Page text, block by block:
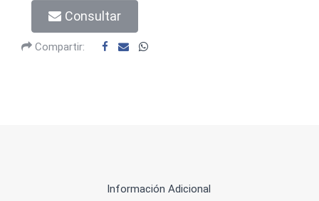
Consultar
Compartir:
Información Adicional